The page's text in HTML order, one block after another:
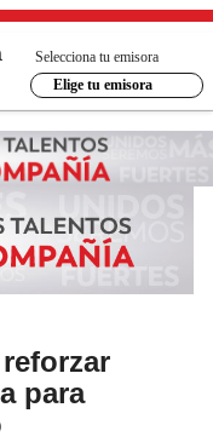
Selecciona tu emisora
Elige tu emisora
para